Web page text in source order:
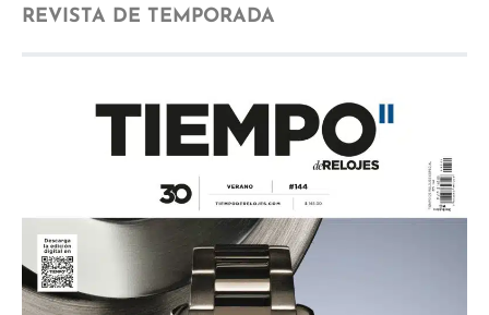
REVISTA DE TEMPORADA